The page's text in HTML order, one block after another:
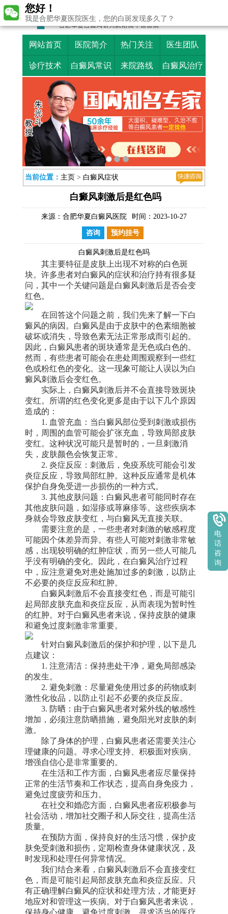
网站首页 医院简介 热门关注 医生团队
诊疗技术 白癜风常识 来院路线 白癜风治疗
当前位置： 主页 > 白癜风症状
白癜风刺激后是红色吗
来源： 合肥华夏白癜风医院 时间：2023-10-27
咨询 预约挂号
白癜风刺激后是红色吗
其主要特征是皮肤上出现不对称的白色斑
块。许多患者对白癜风的症状和治疗持有很多疑
问，其中一个关键问题是白癜风刺激后是否会变
红色。
在回答这个问题之前，我们先来了解一下白
癜风的病因。白癜风是由于皮肤中的色素细胞被
破坏或消失，导致色素无法正常形成而引起的。
因此，白癜风患者的斑块通常是无色或白色的。
然而，有些患者可能会在患处周围观察到一些红
色或粉红色的变化。这一现象可能让人误以为白
癜风刺激后会变红色。
实际上，白癜风刺激后并不会直接导致斑块
变红。所谓的红色变化更多是由于以下几个原因
造成的：
1. 血管充血：当白癜风部位受到刺激或损伤
时，周围的血管可能会扩张充血，导致局部皮肤
变红。这种状况可能只是暂时的，一旦刺激消
失，皮肤颜色会恢复正常。
2. 炎症反应：刺激后，免疫系统可能会引发
炎症反应，导致局部红肿。这种反应通常是机体
保护自身免受进一步损伤的一种方式。
3. 其他皮肤问题：白癜风患者可能同时存在
其他皮肤问题，如湿疹或荨麻疹等。这些疾病本
身就会导致皮肤变红，与白癜风无直接关联。
需要注意的是，一些患者对刺激的敏感程度
可能因个体差异而异。有些人可能对刺激非常敏
感，出现较明确的红肿症状，而另一些人可能几
乎没有明确的变化。因此，在白癜风治疗过程
中，应注意避免对患处施加过多的刺激，以防止
不必要的炎症反应和红肿。
白癜风刺激后不会直接变红色，而是可能引
起局部皮肤充血和炎症反应，从而表现为暂时性
的红肿。对于白癜风患者来说，保持皮肤的健康
和避免过度刺激非常重要。
针对白癜风刺激后的保护和护理，以下是几
点建议：
1. 注意清洁：保持患处干净，避免局部感染
的发生。
2. 避免刺激：尽量避免使用过多的药物或刺
激性化妆品，以防止引起不必要的炎症反应。
3. 防晒：由于白癜风患者对紫外线的敏感性
增加，必须注意防晒措施，避免阳光对皮肤的刺
激。
除了身体的护理，白癜风患者还需要关注心
理健康的问题。寻求心理支持、积极面对疾病、
增强自信心是非常重要的。
在生活和工作方面，白癜风患者应尽量保持
正常的生活节奏和工作状态，提高自身免疫力，
避免过度疲劳和压力。
在社交和婚恋方面，白癜风患者应积极参与
社会活动，增加社交圈子和人际交往，提高生活
质量。
在预防方面，保持良好的生活习惯，保护皮
肤免受刺激和损伤，定期检查身体健康状况，及
时发现和处理任何异常情况。
我们结合来看，白癜风刺激后不会直接变红
色，而是可能引起局部皮肤充血和炎症反应。只
有正确理解白癜风的症状和处理方法，才能更好
地应对和管理这一疾病。对于白癜风患者来说，
保持身心健康、避免过度刺激、寻求适当的医疗
您好！
我是合肥华夏医院医生，您的白斑发现多久了？
电
话
咨
询